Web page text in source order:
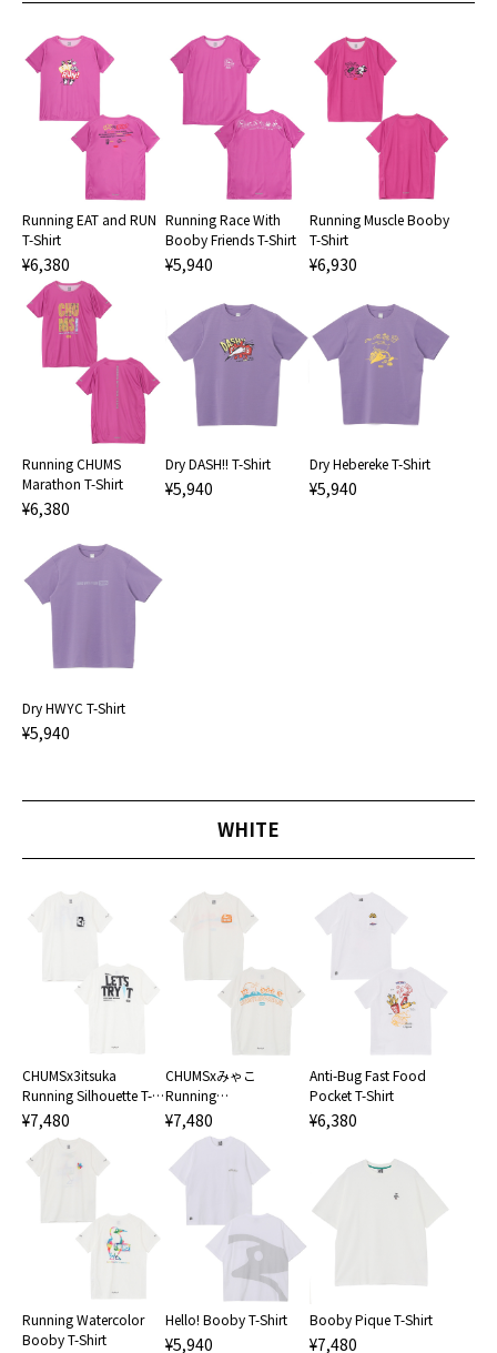
Running EAT and RUN
T-Shirt
¥6,380
Running Race With
Booby Friends T-Shirt
¥5,940
Running Muscle Booby
T-Shirt
¥6,930
Running CHUMS
Marathon T-Shirt
¥6,380
Dry DASH!! T-Shirt
¥5,940
Dry Hebereke T-Shirt
¥5,940
Dry HWYC T-Shirt
¥5,940
WHITE
CHUMSx3itsuka
Running Silhouette T-
Shirt
¥7,480
CHUMSxみゃこ
Running
UNSTOPPABLE T-Shirt
¥7,480
Anti-Bug Fast Food
Pocket T-Shirt
¥6,380
Running Watercolor
Booby T-Shirt
Hello! Booby T-Shirt
¥5,940
Booby Pique T-Shirt
¥7,480